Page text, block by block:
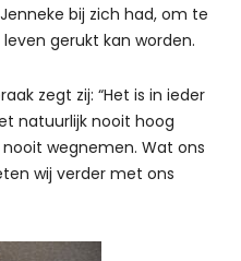
bij zich had, om te
gerukt kan worden.
zegt zij: “Het is in ieder
natuurlijk nooit hoog
wegnemen. Wat ons
wij verder met ons